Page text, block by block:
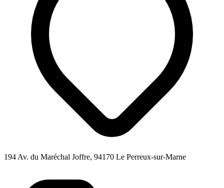
194 Av. du Maréchal Joffre, 94170 Le Perreux-sur-Marne